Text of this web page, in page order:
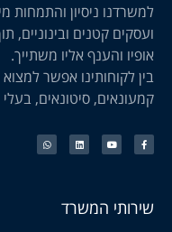
למשרדנו ניסיון
ועסקים קטנים
אופיו והענף אליו משתייך.
בין לקוחותינו אפשר
קמעונאים, סיטונאים,
שירותי המשרד